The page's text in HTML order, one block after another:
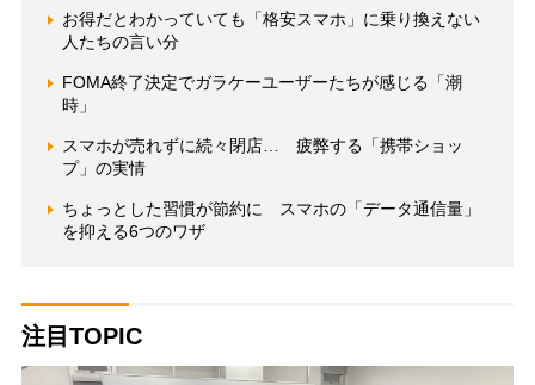
お得だとわかっていても「格安スマホ」に乗り換えない
人たちの言い分
FOMA終了決定でガラケーユーザーたちが感じる「潮
時」
スマホが売れずに続々閉店… 疲弊する「携帯ショッ
プ」の実情
ちょっとした習慣が節約に スマホの「データ通信量」
を抑える6つのワザ
注目TOPIC